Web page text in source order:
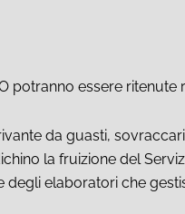
potranno essere ritenute
da guasti,
la fruizione del
degli elaboratori che